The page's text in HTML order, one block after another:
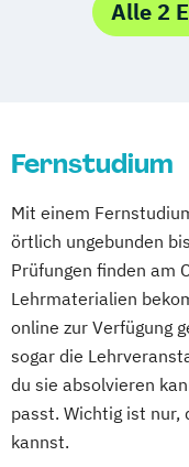
Alle 2
Fernstudium
Mit einem
örtlich ungebunden
Prüfungen finden am
Lehrmaterialien
online zur Verfügung
sogar die
du sie absolvieren
passt. Wichtig ist nur,
kannst.